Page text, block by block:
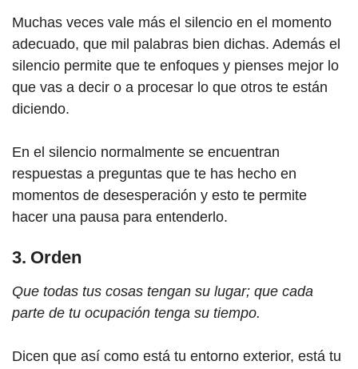
Muchas veces vale más el silencio en el momento
adecuado, que mil palabras bien dichas. Además el
silencio permite que te enfoques y pienses mejor lo
que vas a decir o a procesar lo que otros te están
diciendo.
En el silencio normalmente se encuentran
respuestas a preguntas que te has hecho en
momentos de desesperación y esto te permite
hacer una pausa para entenderlo.
3. Orden
Que todas tus cosas tengan su lugar; que cada
parte de tu ocupación tenga su tiempo.
Dicen que así como está tu entorno exterior, está tu